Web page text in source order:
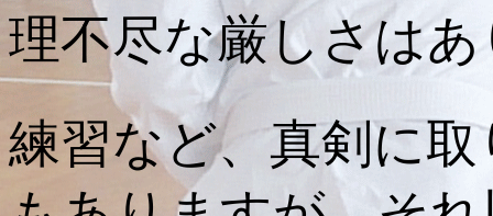
理不尽な厳しさは
練習など、真剣に